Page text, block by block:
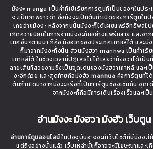
มังงะmanga เป็นคำที่ใช้เรียกการ์ตูนที่เป็นช่องๆในปร
จะเป็นภาพขาวดำ ซึ่งมังงะเป็นต้นกำเนิดของการ์ตูนใน
เคยอ่านมังงะ หลังจากนนั้นมังงะก็ได้เผยแพร่อิทธิพลไป
เกิดความนิยมในการอ่านมังงะกันอย่างแพร่หลาย และจา
เทศอื่นๆตามมา ก็คือ มังฮวาของประเทศเกาหลีใต้ และมั
ก็มาจากมังงะทั้งนั้น ส่วนมังฮวา manhwa เป็นคำเรี
เกาหลีใต้ ในช่วงเวลานี้ปฏิเสธไม่ได้เลยว่ามังฮวาได้เป็น
ลายเส้นที่สวยงามซึ่งเป็นจุดเด่นของมังฮวาเกาหลี และ
งะอีกด้วย และสุดท้ายคือมังฮัว manhua คือการ์ตูนที่ไ
ต้นกำเนิดมาจากมังงะหรือที่เป็นการ์ตูนช่องเช่นกัน จุด
จากมังงะก็คือมีการเดินเรื่องเร็วและเป็
อ่านมังงะ มังฮวา มังฮัว เว็บตู
อ่านการ์ตูนออนไลน์ ในปัจจุบันอาจจะมีเว็บไซต์ที่มีมังงะ
แต่ถึงอย่างนั้นแล้ว เว็บเหล่านั้นก็อาจจะมีโฆษณาและเ